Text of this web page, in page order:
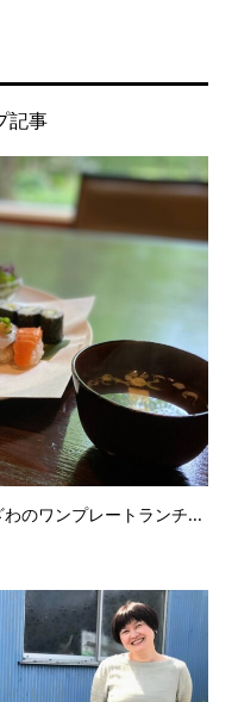
記事
のワンプレートランチ...